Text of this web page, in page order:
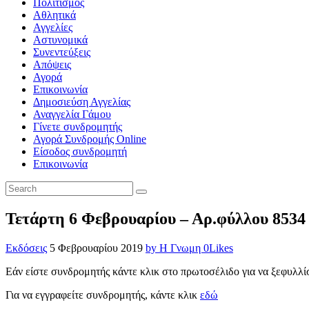
Αθλητικά
Αγγελίες
Αστυνομικά
Συνεντεύξεις
Απόψεις
Αγορά
Επικοινωνία
Δημοσιεύση Αγγελίας
Αναγγελία Γάμου
Γίνετε συνδρομητής
Αγορά Συνδρομής Online
Είσοδος συνδρομητή
Επικοινωνία
Τετάρτη 6 Φεβρουαρίου – Αρ.φύλλου 8534
Εκδόσεις 5 Φεβρουαρίου 2019 by Η Γνωμη 0Likes
Εάν είστε συνδρομητής κάντε κλικ στο πρωτοσέλιδο για να
Για να εγγραφείτε συνδρομητής, κάντε κλικ εδώ